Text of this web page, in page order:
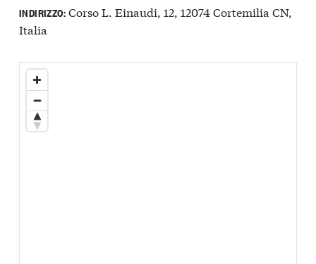
INDIRIZZO:Corso L. Einaudi, 12, 12074 Cortemilia CN,
Italia